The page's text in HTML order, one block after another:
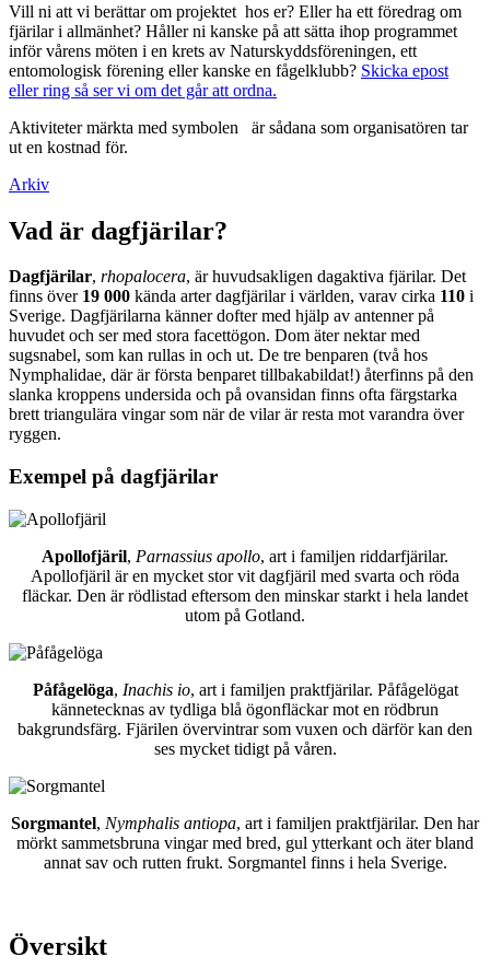
Vill ni att vi berättar om projektet hos er? Eller ha ett föredrag om
fjärilar i allmänhet? Håller ni kanske på att sätta ihop programmet
inför vårens möten i en krets av Naturskyddsföreningen, ett
entomologisk förening eller kanske en fågelklubb? Skicka epost
eller ring så ser vi om det går att ordna.
Aktiviteter märkta med symbolen
är sådana som organisatören tar
ut en kostnad för.
Arkiv
Vad är dagfjärilar?
Dagfjärilar, rhopalocera, är huvudsakligen dagaktiva fjärilar. Det
finns över 19 000 kända arter dagfjärilar i världen, varav cirka 110 i
Sverige. Dagfjärilarna känner dofter med hjälp av antenner på
huvudet och ser med stora facettögon. Dom äter nektar med
sugsnabel, som kan rullas in och ut. De tre benparen (två hos
Nymphalidae, där är första benparet tillbakabildat!) återfinns på den
slanka kroppens undersida och på ovansidan finns ofta färgstarka
brett triangulära vingar som när de vilar är resta mot varandra över
ryggen.
Exempel på dagfjärilar
Apollofjäril, Parnassius apollo, art i familjen riddarfjärilar.
Apollofjäril är en mycket stor vit dagfjäril med svarta och röda
fläckar. Den är rödlistad eftersom den minskar starkt i hela landet
utom på Gotland.
Påfågelöga, Inachis io, art i familjen praktfjärilar. Påfågelögat
kännetecknas av tydliga blå ögonfläckar mot en rödbrun
bakgrundsfärg. Fjärilen övervintrar som vuxen och därför kan den
ses mycket tidigt på våren.
Sorgmantel, Nymphalis antiopa, art i familjen praktfjärilar. Den har
mörkt sammetsbruna vingar med bred, gul ytterkant och äter bland
annat sav och rutten frukt. Sorgmantel finns i hela Sverige.
Översikt